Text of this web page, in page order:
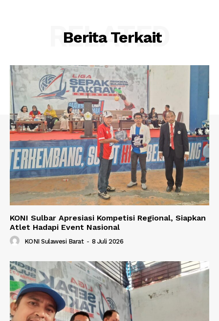
Berita Terkait
RELATED
KONI Sulbar Apresiasi Kompetisi Regional, Siapkan
Atlet Hadapi Event Nasional
KONI Sulawesi Barat - 8 Juli 2026